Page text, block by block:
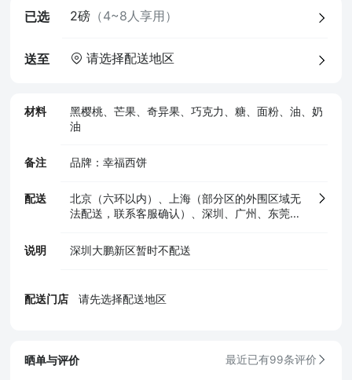
已选 2磅（4~8人享用）
送至 请选择配送地区
材料
黑樱桃、芒果、奇异果、巧克力、糖、面粉、油、奶
油
备注 品牌：幸福西饼
配送
北京（六环以内）、上海（部分区的外围区域无
法配送，联系客服确认）、深圳、广州、东莞、
重庆、成都、武汉、西安、郑州、南京、合肥、
南昌、福州、厦门、海口、沈阳、长春、昆明、
说明 深圳大鹏新区暂时不配送
配送门店 请先选择配送地区
晒单与评价 最近已有99条评价